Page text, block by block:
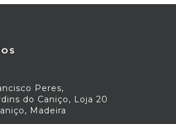
Peres,
do Caniço, Loja 20
Madeira